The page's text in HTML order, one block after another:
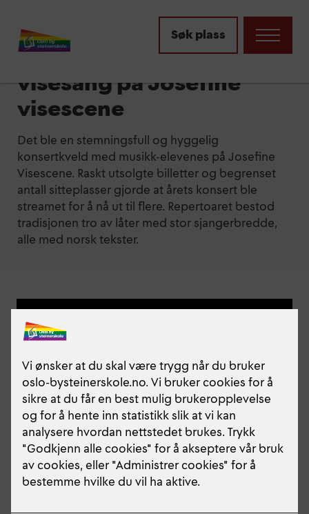
Søk plass
Fullt hus på konsert med
visesang på Josefine
visescene
Det ble en stemningsfull og hyggelig
konsertkveld med musikk-elevenes på Josefine
Visescene. Raskt utsolgte billetter og begrenset
antall sitteplasser gjorde at årets konsert ble
streamet for å nå ut til flere. Repertoaret bestod
tradisjonen tro av låter med stor sjangerbredde,
alle med norsk tekster.
Dette var niende året sangerne på musikklinja fra